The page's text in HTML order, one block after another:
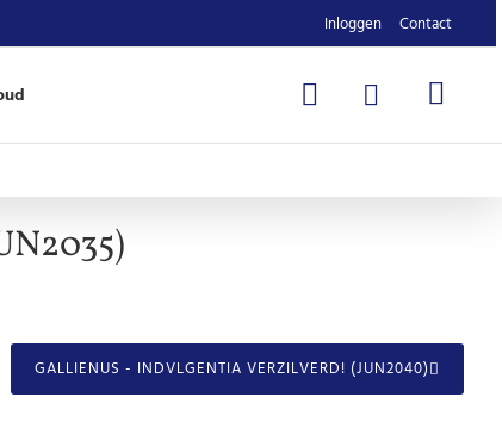
Inloggen Contact
GALLIENUS - INDVLGENTIA VERZILVERD! (JUN2040)